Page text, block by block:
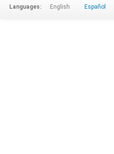
Languages: English Español